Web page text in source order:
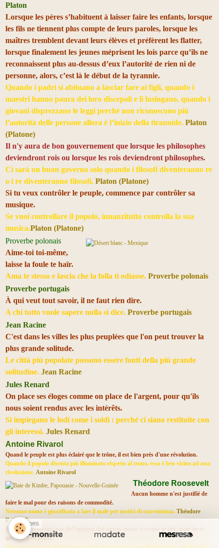
Platon
Lorsque les pères s’habituent à laisser faire les enfants, lorsque
les fils ne tiennent plus compte de leurs paroles, lorsque les
maîtres tremblent devant leurs élèves et préfèrent les flatter,
lorsque finalement les jeunes méprisent les lois parce qu’ils ne
reconnaissent plus au-dessus d’eux l’autorité de rien ni de
personne, alors, c’est là le début de la tyrannie.
Quando i padri si abituano a lasciar fare ai figli, quando i
maestri hanno paura dei loro discepoli e li lusingano, quando i
giovani disprezzano le leggi perchè non riconoscono più
l’autorità delle persone allora è l’inizio della tirannide. Platon
(Platone)
Il n'y aura de bon gouvernement que lorsque les philosophes
deviendront rois ou lorsque les rois deviendront philosophes.
Ci sarà un buon governo solo quando i filosofi diventeranno re
o i re diventeranno filosofi. Platon (Platone)
Si tu veux contrôler le peuple, commence par contrôler sa
musique.
Se vuoi controllare il popolo, innanzitutto controlla la sua
musica.Platon (Platone)
Proverbe polonais
Aime-toi toi-même,
laisse la foule te haïr.
Ama te stesso e lascia che la folla ti odiasse. Proverbe polonais
Proverbe portugais
À qui veut tout savoir, il ne faut rien dire.
A chi tutto vuole sapere nulla si dice. Proverbe portugais
Jean Racine
C'est dans les villes les plus peuplées que l'on peut trouver la
plus grande solitude.
Le città più popolate possono essere fonti della più grande
solitudine. Jean Racine
Jules Renard
On place ses éloges comme on place de l'argent, pour qu'ils
nous soient rendus avec les intérêts.
Si impiegano le lodi come i soldi : perché ci siano restituite con
gli interessi. Jules Renard
Antoine Rivarol
Quand le peuple est plus éclairé que le trône, il est bien près d'une révolution.
Quando il popolo diventa più illuminato rispetto al trono, esso è ben vicino ad una
rivoluzione. Antoine Rivarol
Théodore Roosevelt
Aucun homme n'est justifié de
faire le mal pour des raisons de commodité.
Nessuno uomo è giustificato a fare il male per motivi di convenienza. Théodore
Roosevelt
Je ne me préoccupe pas de l'opinion des autres quant à ce que je fais, mais de ce
que moi j'en pense.
Non mi preoccupo dell'opinione degli altri rispetto a quello che faccio, ma di quel
SPONSORS